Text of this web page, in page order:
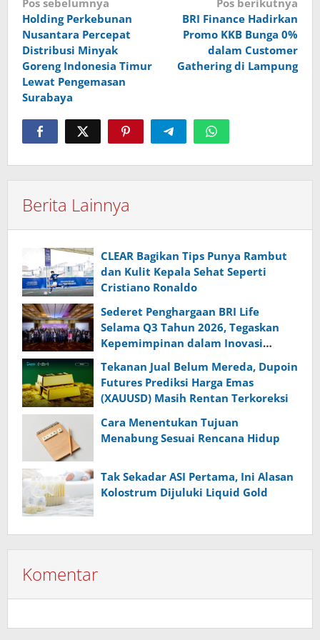
pos
Holding Perkebunan
Nusantara Percepat
Distribusi Minyak
Goreng Indonesia Timur
Lewat Pengemasan
Surabaya
BRI Finance Hadirkan
Promo KKB Bunga 0%
dalam Customer
Gathering di Lampung
Berita Lainnya
CLEAR Bagikan Tips Punya Rambut
dan Kulit Kepala Sehat Seperti
Cristiano Ronaldo
Sederet Penghargaan BRI Life
Selama Q3 Tahun 2026, Tegaskan
Kepemimpinan dalam Inovasi
Asuransi Jiwa
Tekanan Jual Belum Mereda, Dupoin
Futures Prediksi Harga Emas
(XAUUSD) Masih Rentan Terkoreksi
Cara Menentukan Tujuan
Menabung Sesuai Rencana Hidup
Tak Sekadar ASI Pertama, Ini Alasan
Kolostrum Dijuluki Liquid Gold
Komentar